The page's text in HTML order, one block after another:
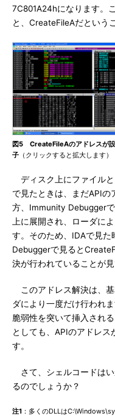
7C801A24hになります。
と、CreateFileAだという
図5 CreateFileAのアドレスが
子 （クリックすると拡大します）
ディスク上にファイル
で見たときは、まだAPI
方、Immunity Debugger
上に展開され、ローダに
す。そのため、IDAで見
Debuggerで見ると
決が行われていることが
このアドレス解決は、
ダにより一度だけ行われ
脆弱性を突いて挿入され
としても、APIのアドレス
す。
さて、シェルコードは
るのでしょうか？
注1 ：多くのDLLは